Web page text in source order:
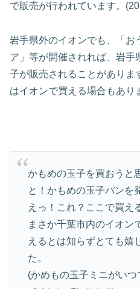
で販売が行われています。
岩手県外のイオンでも、「お
ア」等が開催されれば、岩手
子が販売されることがありま
はイオンで買える場合もあり
かもめの玉子を買おうと
と！かもめの玉子パンを
えっ！これ？ここで買え
まさか千葉市内のイオン
えるとは知らずとても嬉
た。
(かめもの玉子ミニがい